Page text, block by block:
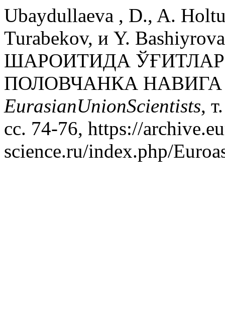
Ubaydullaeva , D., A.
Turabekov, и Y.
ШАРОИТИДА
ПОЛОВЧАНКА
EurasianUnionScientists,
сс. 74-76, https://
science.ru/index.php/